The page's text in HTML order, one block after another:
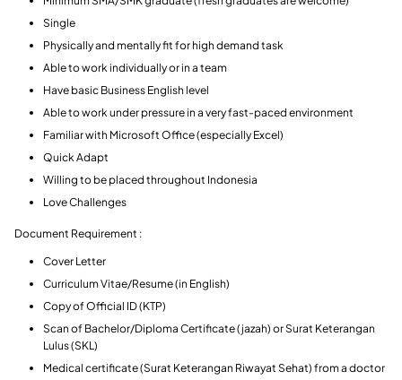
Single
Physically and mentally fit for high demand task
Able to work individually or in a team
Have basic Business English level
Able to work under pressure in a very fast-paced environment
Familiar with Microsoft Office (especially Excel)
Quick Adapt
Willing to be placed throughout Indonesia
Love Challenges
Document Requirement :
Cover Letter
Curriculum Vitae/Resume (in English)
Copy of Official ID (KTP)
Scan of Bachelor/Diploma Certificate (jazah) or Surat Keterangan
Lulus (SKL)
Medical certificate (Surat Keterangan Riwayat Sehat) from a doctor